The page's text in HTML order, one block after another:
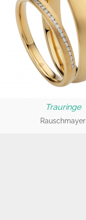
Trauringe
Rauschmayer